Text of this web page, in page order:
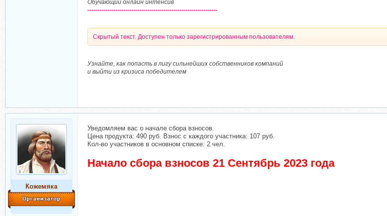
Обучающий онлайн интенсив
-----------------------------------------------------------------
Скрытый текст. Доступен только зарегистрированным пользователям.
Узнайте, как попасть в лигу сильнейших собственников компаний
и выйти из кризиса победителем
Кожемяка
Уведомляем вас о начале сбора взносов.
Цена продукта: 490 руб. Взнос с каждого участника: 107 руб.
Кол-во участников в основном списке: 2 чел.
Начало сбора взносов 21 Сентябрь 2023 года